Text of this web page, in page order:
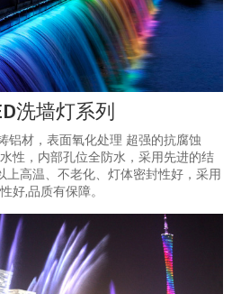
洗墙灯系列
铝材，表面氧化处理 超强的抗腐蚀
性，内部孔位全防水，采用先进的结
上高温、不老化、灯体密封性好，采用
好,品质有保障。